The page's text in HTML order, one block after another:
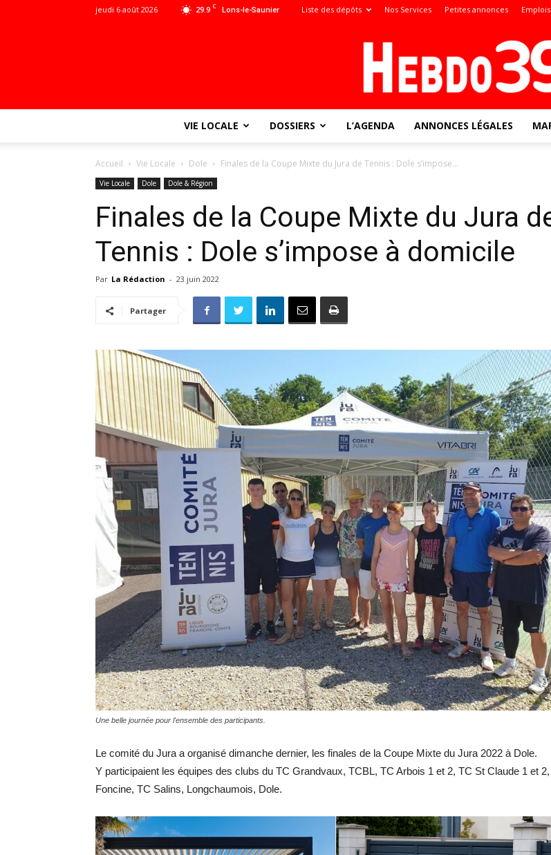
29.9 C Lons-le-Saunier
jeudi 6 août 2026 Liste des dépôts Nos Services Petites annonces Emplois
l'info
locale
Hebdo39
VIE LOCALE DOSSIERS L’AGENDA ANNONCES LÉGALES
Accueil Vie Locale Dole Finales de la Coupe Mixte du Jura de Tennis : Dole s’impose...
Vie Locale Dole Dole & Région
Finales de la Coupe Mixte du Jura
Tennis : Dole s’impose à domicile
Par La Rédaction - 23 juin 2022
Partager
Une belle journée pour l'ensemble des participants.
Le comité du Jura a organisé dimanche dernier, les finales de la Coupe Mixte du Jura 2022 à Dole.
Y participaient les équipes des clubs du TC Grandvaux, TCBL, TC Arbois 1 et 2, TC St Claude 1 et
Foncine, TC Salins, Longchaumois, Dole.